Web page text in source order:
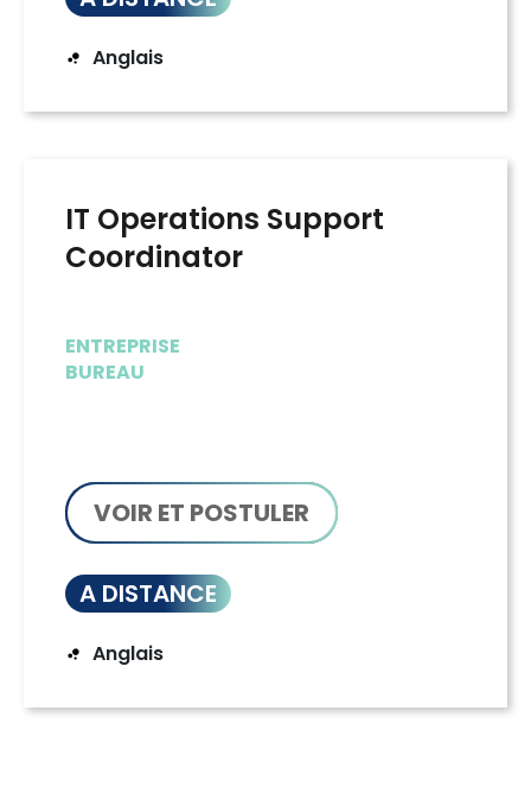
Anglais
IT Operations Support
Coordinator
ENTREPRISE
BUREAU
VOIR ET POSTULER
A DISTANCE
Anglais